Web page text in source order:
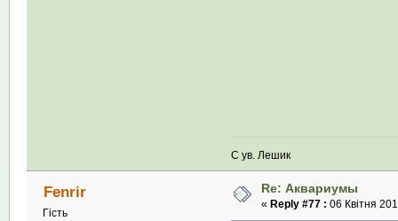
С ув. Лешик
Fenrir
Гість
Re: Аквариумы
« Reply #77 : 06 Квітня